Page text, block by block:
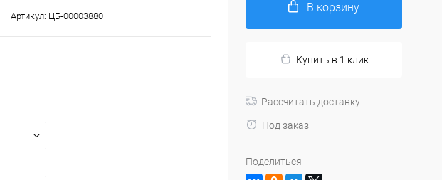
Артикул: ЦБ-00003880
В корзину
Купить в 1 клик
Рассчитать доставку
Под заказ
Поделиться